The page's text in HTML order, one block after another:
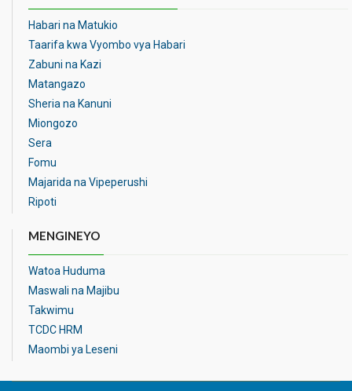
Habari na Matukio
Taarifa kwa Vyombo vya Habari
Zabuni na Kazi
Matangazo
Sheria na Kanuni
Miongozo
Sera
Fomu
Majarida na Vipeperushi
Ripoti
MENGINEYO
Watoa Huduma
Maswali na Majibu
Takwimu
TCDC HRM
Maombi ya Leseni